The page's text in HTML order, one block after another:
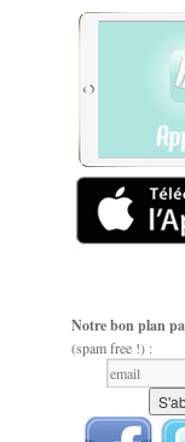
Notre bon plan
(spam free !) :